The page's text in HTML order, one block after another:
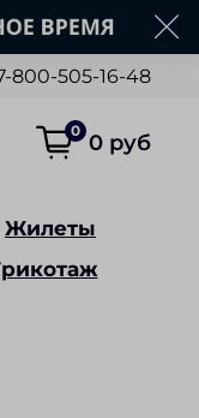
800-505-16-48
0 0 руб
Жилеты